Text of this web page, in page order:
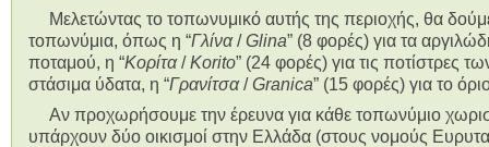
Μελετώντας το τοπωνυμικό αυτής της περιοχής, θα
τοπωνύμια, όπως η “Γλίνα/Glina” (8 φορές) για τα
ποταμού, η “Κορίτα/Korito” (24 φορές) για τις ποτίστρες
στάσιμα ύδατα, η “Γρανίτσα/Granica” (15 φορές) για το
Αν προχωρήσουμε την έρευνα για κάθε τοπωνύμιο
υπάρχουν δύο οικισμοί στην Ελλάδα (στους νομούς